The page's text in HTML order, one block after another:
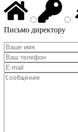
Письмо директору